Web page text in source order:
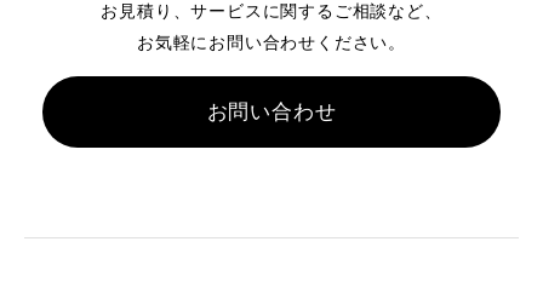
お見積り、サービスに関するご相談など、
お気軽にお問い合わせください。
お問い合わせ